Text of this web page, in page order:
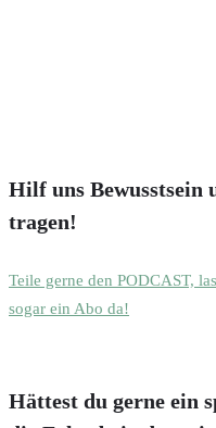
Hilf uns Bewusstsein
tragen!
Teile gerne den PODCAST,
sogar ein Abo da!
Hättest du gerne ein